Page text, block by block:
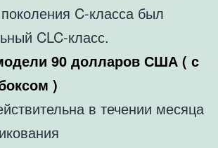
C-класса был
CLC-класс.
90 долларов США ( с
)
в течении месяца